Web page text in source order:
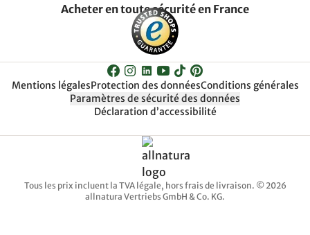
Acheter en toute sécurité en France
Mentions légalesProtection des donnéesConditions générales
Paramètres de sécurité des données
Déclaration d’accessibilité
Tous les prix incluent la TVA légale, hors frais de livraison. © 2026
allnatura Vertriebs GmbH & Co. KG.